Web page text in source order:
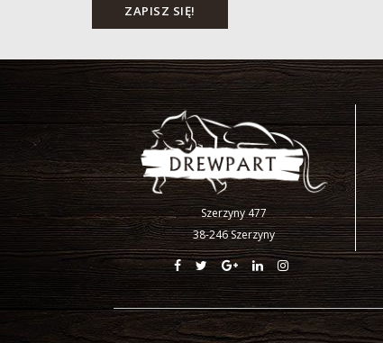
Szerzyny 477
38-246 Szerzyny